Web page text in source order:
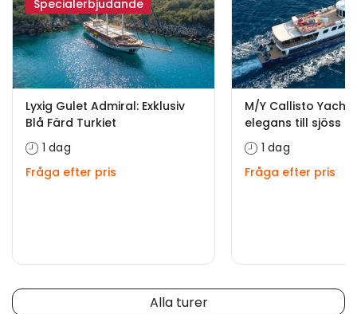
Specialerbjudande
Lyxig Gulet Admiral: Exklusiv
Blå Färd Turkiet
1 dag
Fråga efter pris
M/Y Callisto
elegans till sjöss
1 dag
Fråga efter pris
Alla turer